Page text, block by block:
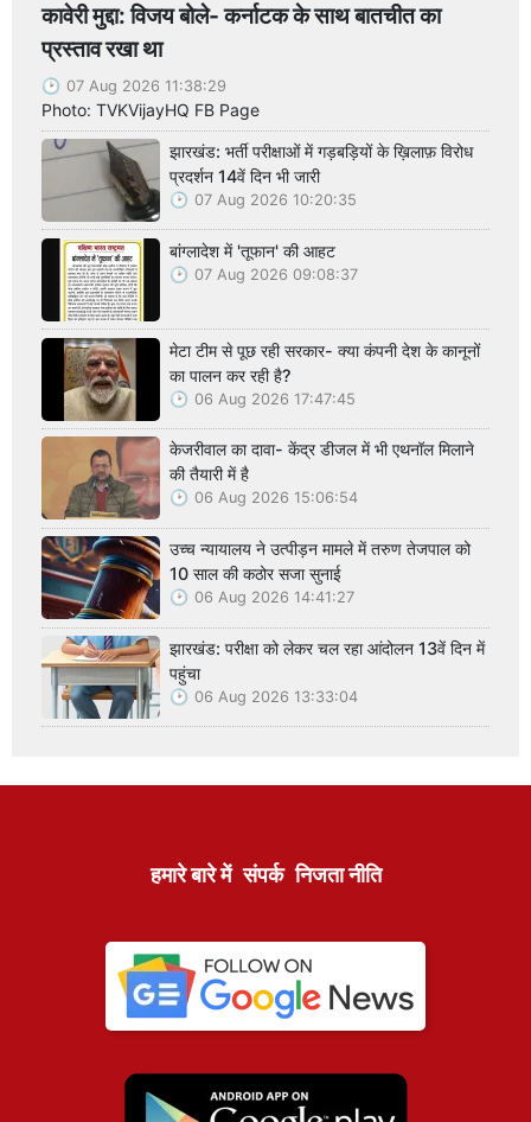
कावेरी मुद्दा: विजय बोले- कर्नाटक के साथ बातचीत का
प्रस्ताव रखा था
07 Aug 2026 11:38:29
Photo: TVKVijayHQ FB Page
झारखंड: भर्ती परीक्षाओं में गड़बड़ियों के ख़िलाफ़ विरोध
प्रदर्शन 14वें दिन भी जारी
07 Aug 2026 10:20:35
बांग्लादेश में 'तूफान' की आहट
07 Aug 2026 09:08:37
मेटा टीम से पूछ रही सरकार- क्या कंपनी देश के कानूनों
का पालन कर रही है?
06 Aug 2026 17:47:45
केजरीवाल का दावा- केंद्र डीजल में भी एथनॉल मिलाने
की तैयारी में है
06 Aug 2026 15:06:54
उच्च न्यायालय ने उत्पीड़न मामले में तरुण तेजपाल को
10 साल की कठोर सजा सुनाई
06 Aug 2026 14:41:27
झारखंड: परीक्षा को लेकर चल रहा आंदोलन 13वें दिन में
पहुंचा
06 Aug 2026 13:33:04
हमारे बारे में संपर्क निजता नीति